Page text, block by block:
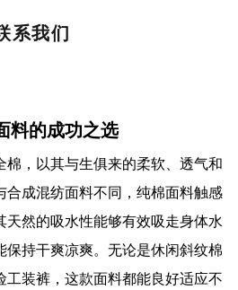
系我们
料的成功之选
，以其与生俱来的柔软、透气和
合成混纺面料不同，纯棉面料触感
然的吸水性能够有效吸走身体水
持干爽凉爽。无论是休闲斜纹棉
装裤，这款面料都能良好适应不